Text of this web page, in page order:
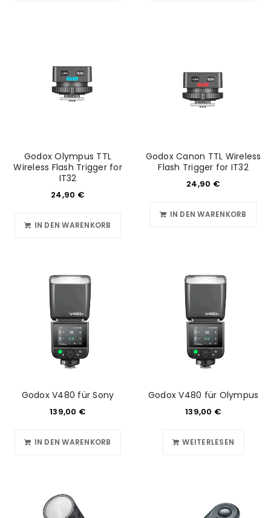
Godox Olympus TTL
Wireless Flash Trigger for
IT32
24,90 €
IN DEN WARENKORB
Godox Canon TTL Wireless
Flash Trigger for IT32
24,90 €
IN DEN WARENKORB
Godox V480 für Sony
139,00 €
IN DEN WARENKORB
Godox V480 für Olympus
139,00 €
WEITERLESEN